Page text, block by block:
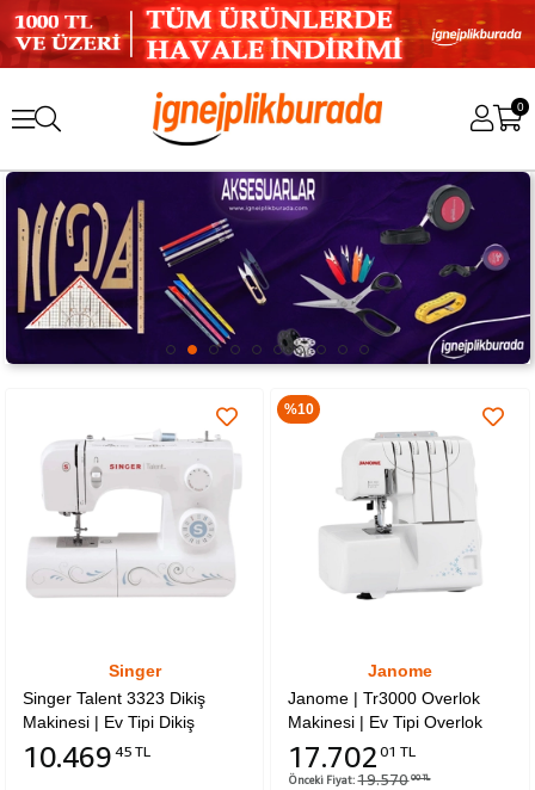
0
Singer
Singer Talent 3323 Dikiş
Makinesi | Ev Tipi Dikiş
Makinesi | Aile Tipi Dikiş
Makinesi | 23 Değişik Dikiş
10.469 45 TL
Janome
Janome | Tr3000 Overlok
Makinesi | Ev Tipi Overlok
Makinesi |Aile Tipi Overlok
Makinesi | 3 İplik Ve 4 İplikle
17.702 01 TL
Önceki Fiyat: 19.570 00 TL
%10